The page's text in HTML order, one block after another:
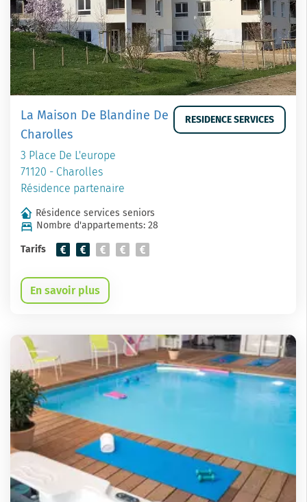
La Maison De Blandine De
Charolles
3 Place De L'europe
71120 - Charolles
Résidence partenaire
RESIDENCE SERVICES
Résidence services seniors
Nombre d'appartements: 28
Tarifs
En savoir plus